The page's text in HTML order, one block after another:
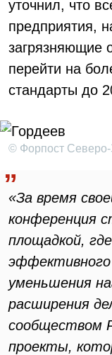
уточнил, что
предприятия,
загрязняющие
перейти на
стандарты до
© Форпост
«За время
конференция
площадкой,
эффективного
уменьшения
расширения
сообществом
проекты,